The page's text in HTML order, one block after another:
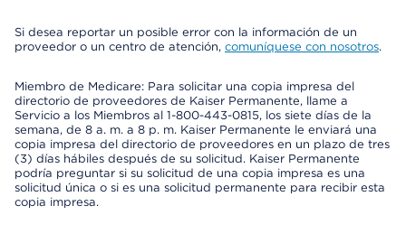
Si desea reportar un posible error con la información de un
proveedor o un centro de atención, comuníquese con nosotros.
Miembro de Medicare: Para solicitar una copia impresa del
directorio de proveedores de Kaiser Permanente, llame a
Servicio a los Miembros al 1-800-443-0815, los siete días de la
semana, de 8 a. m. a 8 p. m. Kaiser Permanente le enviará una
copia impresa del directorio de proveedores en un plazo de tres
(3) días hábiles después de su solicitud. Kaiser Permanente
podría preguntar si su solicitud de una copia impresa es una
solicitud única o si es una solicitud permanente para recibir esta
copia impresa.